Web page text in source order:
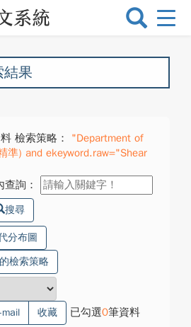
選
換
果
檢索策略：
"Department of
準) and ekeyword.raw="Shear
查詢：
搜尋
分布圖
檢索策略
mail 收藏 已勾選0筆資料